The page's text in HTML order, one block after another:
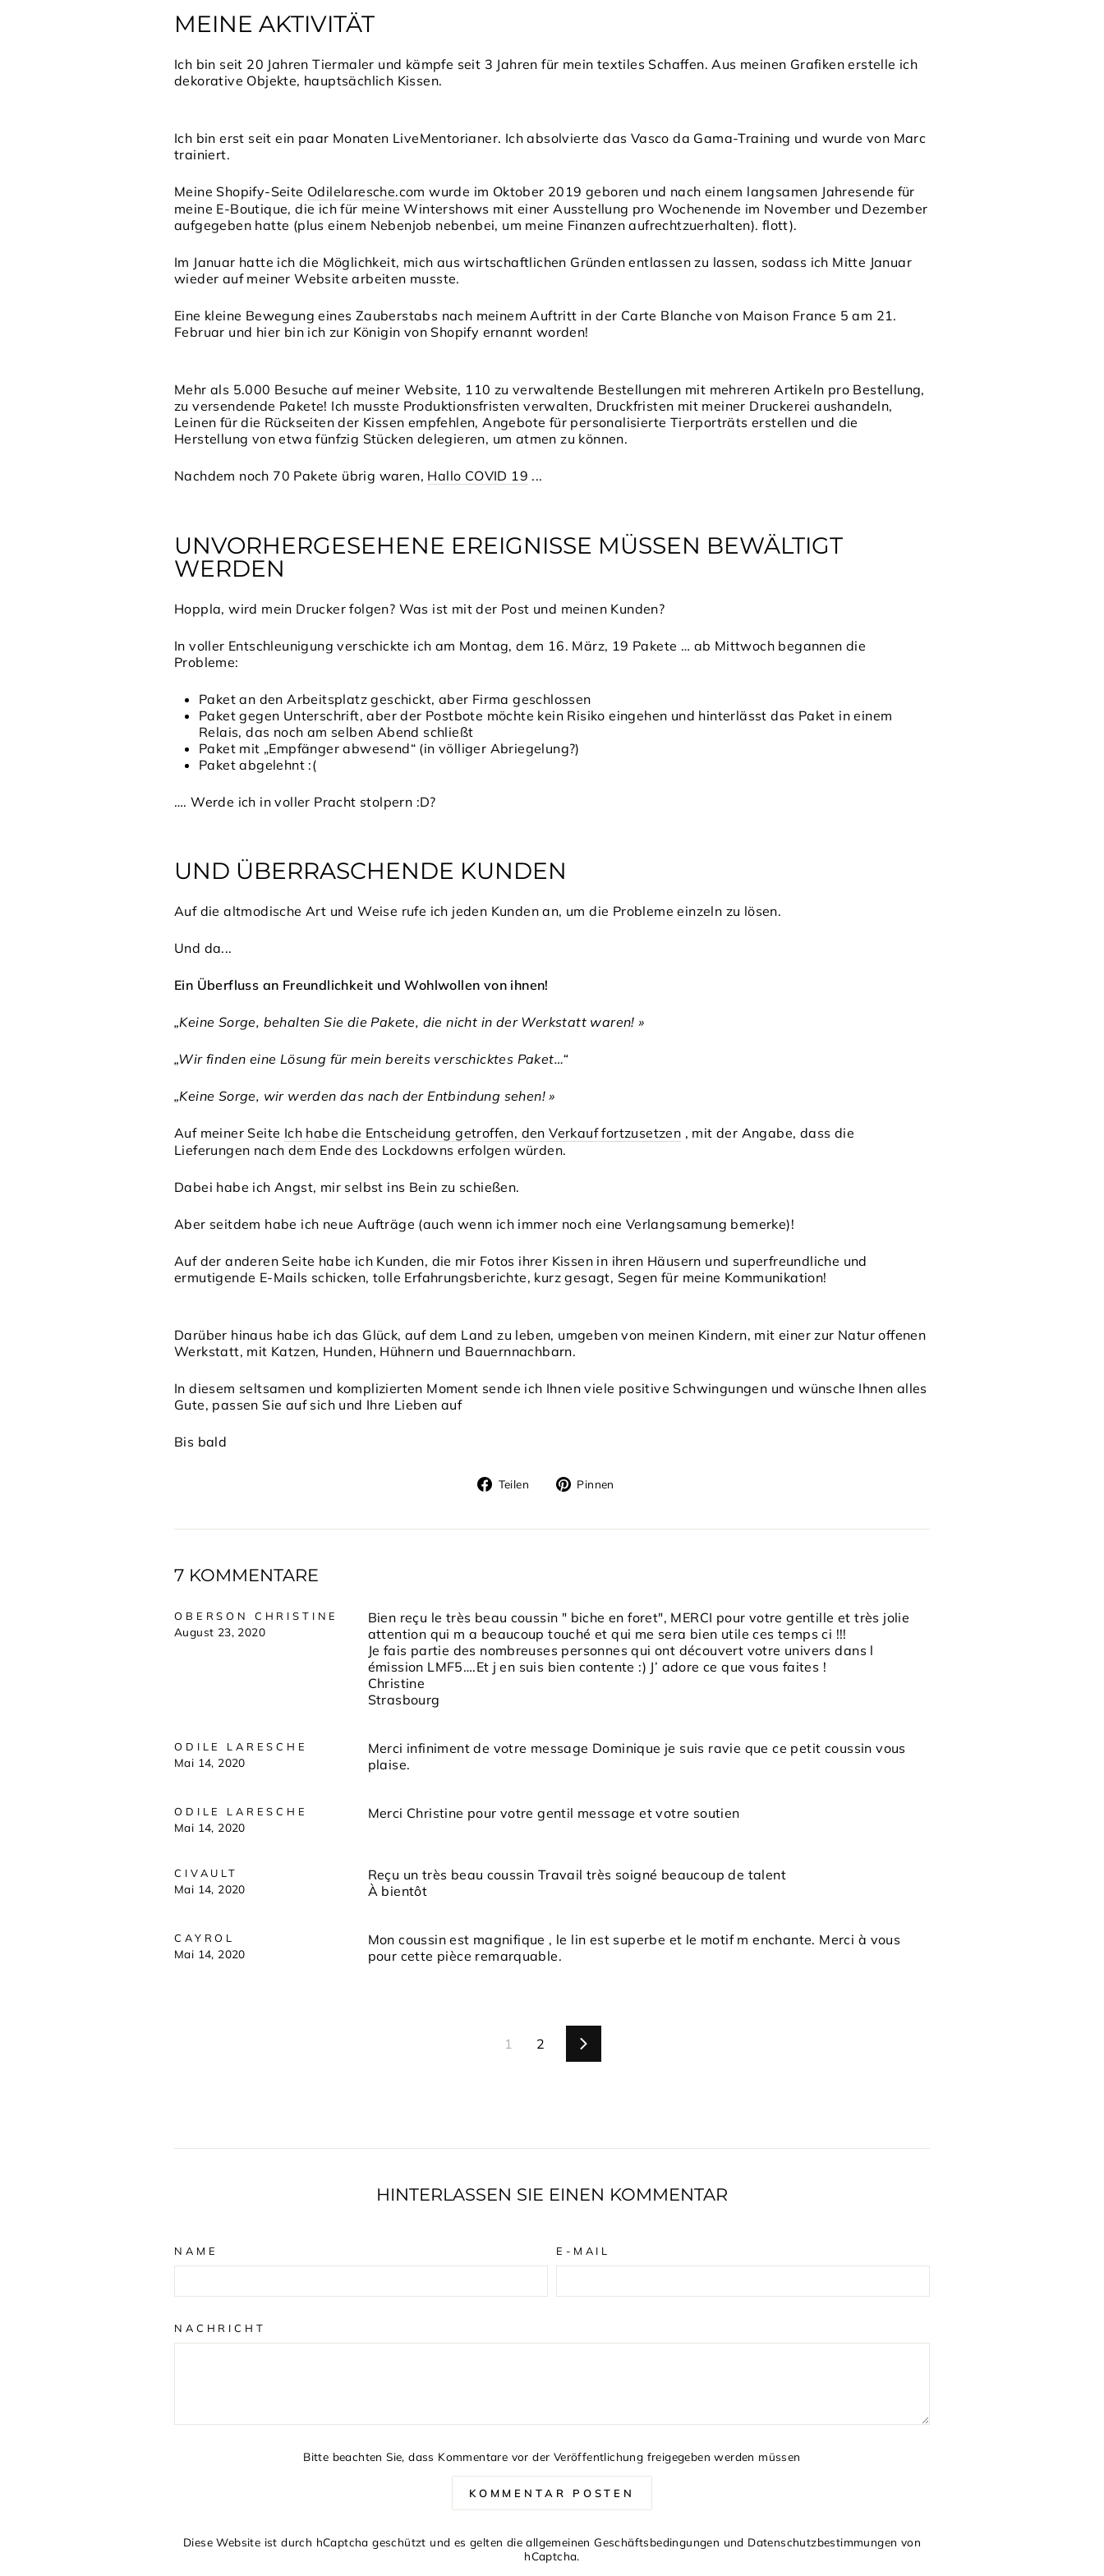
MEINE AKTIVITÄT
Ich bin seit 20 Jahren Tiermaler und kämpfe seit 3 ​​Jahren für mein textiles Schaffen. Aus meinen Grafiken erstelle ich
dekorative Objekte, hauptsächlich Kissen.
Ich bin erst seit ein paar Monaten LiveMentorianer. Ich absolvierte das Vasco da Gama-Training und wurde von Marc
trainiert.
Meine Shopify-Seite Odilelaresche.com wurde im Oktober 2019 geboren und nach einem langsamen Jahresende für
meine E-Boutique, die ich für meine Wintershows mit einer Ausstellung pro Wochenende im November und Dezember
aufgegeben hatte (plus einem Nebenjob nebenbei, um meine Finanzen aufrechtzuerhalten). flott).
Im Januar hatte ich die Möglichkeit, mich aus wirtschaftlichen Gründen entlassen zu lassen, sodass ich Mitte Januar
wieder auf meiner Website arbeiten musste.
Eine kleine Bewegung eines Zauberstabs nach meinem Auftritt in der Carte Blanche von Maison France 5 am 21.
Februar und hier bin ich zur Königin von Shopify ernannt worden!
Mehr als 5.000 Besuche auf meiner Website, 110 zu verwaltende Bestellungen mit mehreren Artikeln pro Bestellung,
zu versendende Pakete! Ich musste Produktionsfristen verwalten, Druckfristen mit meiner Druckerei aushandeln,
Leinen für die Rückseiten der Kissen empfehlen, Angebote für personalisierte Tierporträts erstellen und die
Herstellung von etwa fünfzig Stücken delegieren, um atmen zu können.
Nachdem noch 70 Pakete übrig waren, Hallo COVID 19 ...
UNVORHERGESEHENE EREIGNISSE MÜSSEN BEWÄLTIGT
WERDEN
Hoppla, wird mein Drucker folgen? Was ist mit der Post und meinen Kunden?
In voller Entschleunigung verschickte ich am Montag, dem 16. März, 19 Pakete … ab Mittwoch begannen die
Probleme:
Paket an den Arbeitsplatz geschickt, aber Firma geschlossen
Paket gegen Unterschrift, aber der Postbote möchte kein Risiko eingehen und hinterlässt das Paket in einem
Relais, das noch am selben Abend schließt
Paket mit „Empfänger abwesend“ (in völliger Abriegelung?)
Paket abgelehnt :(
…. Werde ich in voller Pracht stolpern :D?
UND ÜBERRASCHENDE KUNDEN
Auf die altmodische Art und Weise rufe ich jeden Kunden an, um die Probleme einzeln zu lösen.
Und da...
Ein Überfluss an Freundlichkeit und Wohlwollen von ihnen!
„Keine Sorge, behalten Sie die Pakete, die nicht in der Werkstatt waren! »
„Wir finden eine Lösung für mein bereits verschicktes Paket…“
„Keine Sorge, wir werden das nach der Entbindung sehen! »
Auf meiner Seite Ich habe die Entscheidung getroffen, den Verkauf fortzusetzen , mit der Angabe, dass die
Lieferungen nach dem Ende des Lockdowns erfolgen würden.
Dabei habe ich Angst, mir selbst ins Bein zu schießen.
Aber seitdem habe ich neue Aufträge (auch wenn ich immer noch eine Verlangsamung bemerke)!
Auf der anderen Seite habe ich Kunden, die mir Fotos ihrer Kissen in ihren Häusern und superfreundliche und
ermutigende E-Mails schicken, tolle Erfahrungsberichte, kurz gesagt, Segen für meine Kommunikation!
Darüber hinaus habe ich das Glück, auf dem Land zu leben, umgeben von meinen Kindern, mit einer zur Natur offenen
Werkstatt, mit Katzen, Hunden, Hühnern und Bauernnachbarn.
In diesem seltsamen und komplizierten Moment sende ich Ihnen viele positive Schwingungen und wünsche Ihnen alles
Gute, passen Sie auf sich und Ihre Lieben auf
Bis bald
Teilen
Auf
Pinnen
7 KOMMENTARE
OBERSON CHRISTINE
August 23, 2020
Bien reçu le très beau coussin " biche en foret", MERCI pour votre gentille et très jolie
attention qui m a beaucoup touché et qui me sera bien utile ces temps ci !!!
Je fais partie des nombreuses personnes qui ont découvert votre univers dans l
émission LMF5….Et j en suis bien contente :) J’ adore ce que vous faites !
Christine
Strasbourg
ODILE LARESCHE
Mai 14, 2020
Merci infiniment de votre message Dominique je suis ravie que ce petit coussin vous
plaise.
ODILE LARESCHE
Mai 14, 2020
Merci Christine pour votre gentil message et votre soutien
CIVAULT
Mai 14, 2020
Reçu un très beau coussin Travail très soigné beaucoup de talent
À bientôt
CAYROL
Mai 14, 2020
Mon coussin est magnifique , le lin est superbe et le motif m enchante. Merci à vous
pour cette pièce remarquable.
1 2 Vorwärts
HINTERLASSEN SIE EINEN KOMMENTAR
NAME E-MAIL
NACHRICHT
Bitte beachten Sie, dass Kommentare vor der Veröffentlichung freigegeben werden müssen
KOMMENTAR POSTEN
Diese Website ist durch hCaptcha geschützt und es gelten dieallgemeinen Geschäftsbedingungen und Datenschutzbestimmungen von
hCaptcha.